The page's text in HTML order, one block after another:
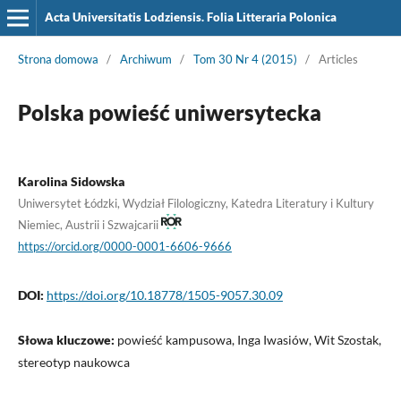
Acta Universitatis Lodziensis. Folia Litteraria Polonica
Strona domowa / Archiwum / Tom 30 Nr 4 (2015) / Articles
Polska powieść uniwersytecka
Karolina Sidowska
Uniwersytet Łódzki, Wydział Filologiczny, Katedra Literatury i Kultury
Niemiec, Austrii i Szwajcarii
https://orcid.org/0000-0001-6606-9666
DOI: https://doi.org/10.18778/1505-9057.30.09
Słowa kluczowe: powieść kampusowa, Inga Iwasiów, Wit Szostak,
stereotyp naukowca